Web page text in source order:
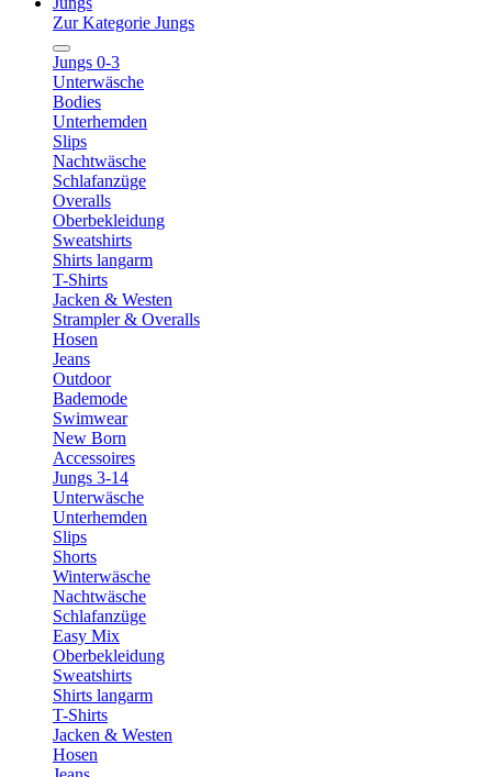
Zur Kategorie Jungs
Jungs 0-3
Unterwäsche
Bodies
Unterhemden
Slips
Nachtwäsche
Schlafanzüge
Overalls
Oberbekleidung
Sweatshirts
Shirts langarm
T-Shirts
Jacken & Westen
Strampler & Overalls
Hosen
Jeans
Outdoor
Bademode
Swimwear
New Born
Accessoires
Jungs 3-14
Unterwäsche
Unterhemden
Slips
Shorts
Winterwäsche
Nachtwäsche
Schlafanzüge
Easy Mix
Oberbekleidung
Sweatshirts
Shirts langarm
T-Shirts
Jacken & Westen
Hosen